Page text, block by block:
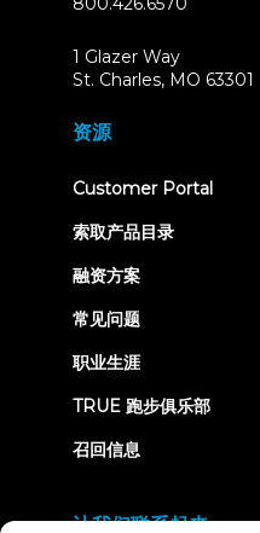
1 Glazer Way
St. Charles, MO 63301
资源
Customer Portal(opens
索取产品目录
融资方案
常见问题
职业生涯
TRUE 跑步俱乐部
召回信息
让我们联系起来